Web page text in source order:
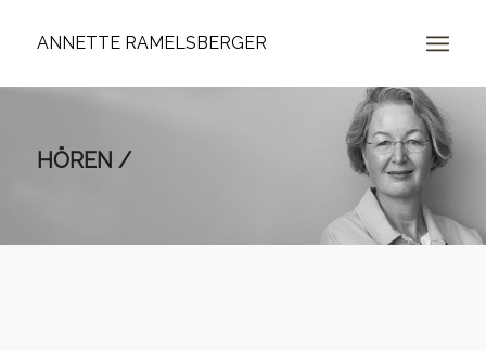
ANNETTE RAMELSBERGER
HÖREN /